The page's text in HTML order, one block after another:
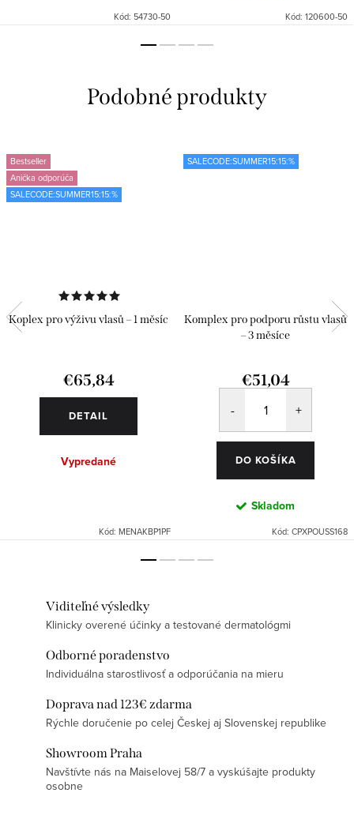
Kód: 54730-50 Kód: 120600-50
Bestseller
Anička odporúča
SALECODE:SUMMER15:15:%
Koplex pro výživu vlasů – 1 měsíc
€65,84
DETAIL
Vypredané
Kód: MENAKBP1PF
SALECODE:SUMMER15:15:%
Komplex pro podporu růstu vlasů
– 3 měsíce
€51,04
DO KOŠÍKA
Skladom
Kód: CPXPOUSS168
Viditeľné výsledky
Klinicky overené účinky a testované dermatológmi
Odborné poradenstvo
Individuálna starostlivosť a odporúčania na mieru
Doprava nad 123€ zdarma
Rýchle doručenie po celej Českej aj Slovenskej republike
Showroom Praha
Navštívte nás na Maiselovej 58/7 a vyskúšajte produkty
osobne